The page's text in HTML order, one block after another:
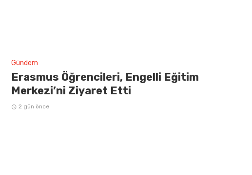
Gündem
Erasmus Öğrencileri, Engelli Eğitim
Merkezi’ni Ziyaret Etti
2 gün önce